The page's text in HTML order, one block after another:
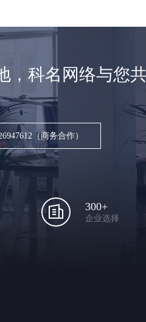
，科名网络与您
（商务合作）
300+
企业选择